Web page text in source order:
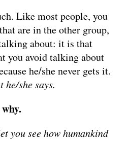
Like most people, you
are in the other group,
about: it is that
you avoid talking about
he/she never gets it.
he/she says.
you see how humankind